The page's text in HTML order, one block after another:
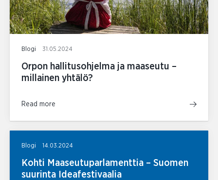
Blogi 31.05.2024
Orpon hallitusohjelma ja maaseutu –
millainen yhtälö?
Read more
Blogi 14.03.2024
Kohti Maaseutuparlamenttia – Suomen
suurinta Ideafestivaalia